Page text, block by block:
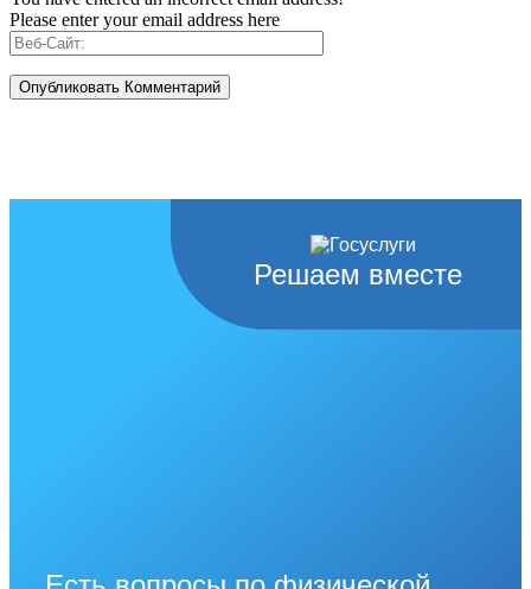
Please enter your email address here
Решаем вместе